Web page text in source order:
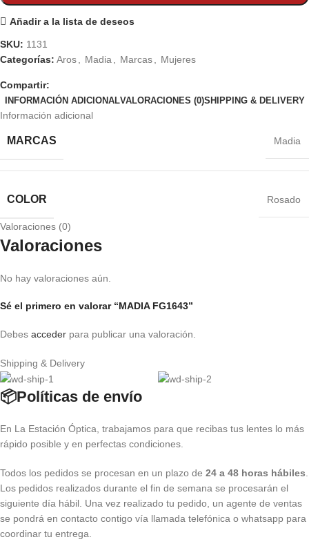
Añadir a la lista de deseos
SKU: 1131
Categorías: Aros Madia Marcas Mujeres
Compartir:
INFORMACIÓN ADICIONALVALORACIONES (0)SHIPPING & DELIVERY
Información adicional
MARCAS Madia
COLOR Rosado
Valoraciones (0)
Valoraciones
No hay valoraciones aún.
Sé el primero en valorar “MADIA FG1643”
Debes acceder para publicar una valoración.
Shipping & Delivery
📦Políticas de envío
En La Estación Óptica, trabajamos para que recibas tus lentes lo más
rápido posible y en perfectas condiciones.
Todos los pedidos se procesan en un plazo de 24 a 48 horas hábiles.
Los pedidos realizados durante el fin de semana se procesarán el
siguiente día hábil. Una vez realizado tu pedido, un agente de ventas
se pondrá en contacto contigo vía llamada telefónica o whatsapp para
coordinar tu entrega.